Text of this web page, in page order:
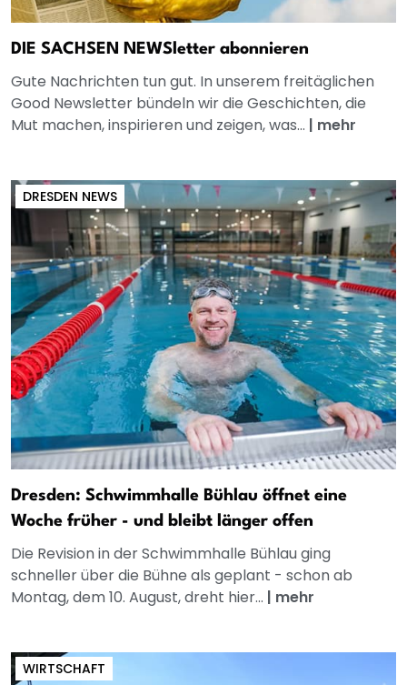
DIE SACHSEN NEWSletter abonnieren
Gute Nachrichten tun gut. In unserem freitäglichen
Good Newsletter bündeln wir die Geschichten, die
Mut machen, inspirieren und zeigen, was... | mehr
DRESDEN NEWS
Dresden: Schwimmhalle Bühlau öffnet eine
Woche früher - und bleibt länger offen
Die Revision in der Schwimmhalle Bühlau ging
schneller über die Bühne als geplant - schon ab
Montag, dem 10. August, dreht hier... | mehr
WIRTSCHAFT